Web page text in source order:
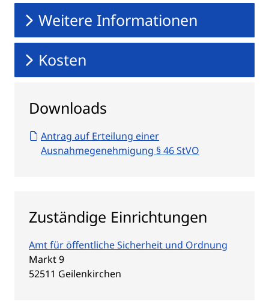
Weitere Informationen
Kosten
Downloads
Antrag auf Erteilung einer
Ausnahmegenehmigung § 46 StVO
Zuständige Einrichtungen
Amt für öffentliche Sicherheit und Ordnung
Straße:
MarktHausnummer:
9
PLZ:
52511 Ort:
Geilenkirchen